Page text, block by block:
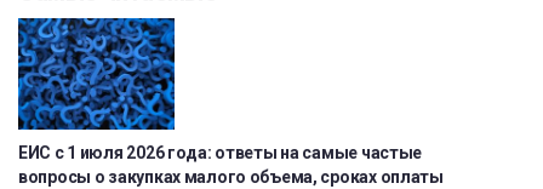
ЕИС с 1 июля 2026 года: ответы на самые частые
вопросы о закупках малого объема, сроках оплаты